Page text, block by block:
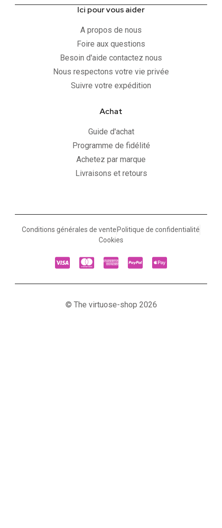
Ici pour vous aider
A propos de nous
Foire aux questions
Besoin d'aide contactez nous
Nous respectons votre vie privée
Suivre votre expédition
Achat
Guide d'achat
Programme de fidélité
Achetez par marque
Livraisons et retours
Conditions générales de vente Politique de confidentialité
Cookies
© The virtuose-shop 2026